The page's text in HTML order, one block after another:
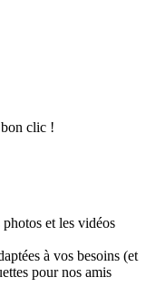
clic !
et les vidéos
à vos besoins (et
pour nos amis